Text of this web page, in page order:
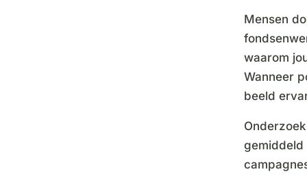
Mensen
waarom
Wanneer
beeld
gemiddeld